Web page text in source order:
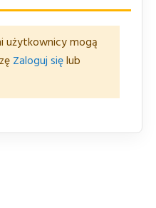
użytkownicy mogą
Zaloguj sięlub